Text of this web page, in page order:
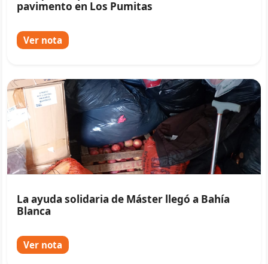
pavimento en Los Pumitas
Ver nota
La ayuda solidaria de Máster llegó a Bahía
Blanca
Ver nota